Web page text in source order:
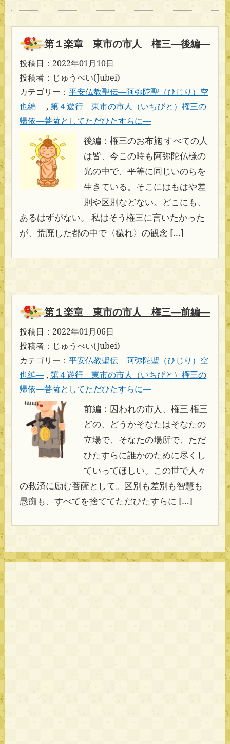
第１楽章 東市の市人 権三―後編―
投稿日：2022年01月10日
投稿者：じゅうべい(Jubei)
カテゴリー： 平安仏教聖伝―阿弥陀聖（ひじり）空
也編―, 第４遊行 東市の市人（いちびと）権三の
帰依―菩薩としてただひたすらに―
後編：権三のお布施 すべての人
は皆、今この時も阿弥陀仏様の
光の中で、平等に同じいのちを
生きている。そこにはもはや差
別や区別などない。どこにも、
あるはずがない。 私はそう権三に言いたかった
が、荒廃した都の中で〈穢れ〉の観念 […]
第１楽章 東市の市人 権三―前編―
投稿日：2022年01月06日
投稿者：じゅうべい(Jubei)
カテゴリー： 平安仏教聖伝―阿弥陀聖（ひじり）空
也編―, 第４遊行 東市の市人（いちびと）権三の
帰依―菩薩としてただひたすらに―
前編：囚われの市人、権三 権三
どの、どうかそなたはそなたの
立場で、そなたの場所で、ただ
ひたすらに誰かのために尽くし
ていってほしい。この世で人々
の救済に励む菩薩として。区別も差別も智慧も
愚痴も、すべてを捨ててただひたすらに […]